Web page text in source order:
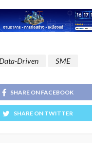
Data-Driven SME
SHARE ON FACEBOOK
SHARE ON TWITTER